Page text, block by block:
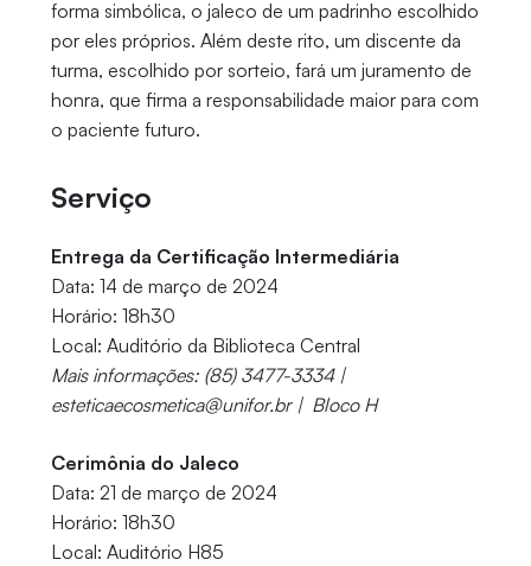
forma simbólica, o jaleco de um padrinho escolhido
por eles próprios. Além deste rito, um discente da
turma, escolhido por sorteio, fará um juramento de
honra, que firma a responsabilidade maior para com
o paciente futuro.
Serviço
Entrega da Certificação Intermediária
Data: 14 de março de 2024
Horário: 18h30
Local: Auditório da Biblioteca Central
Mais informações: (85) 3477-3334 |
esteticaecosmetica@unifor.br | Bloco H
Cerimônia do Jaleco
Data: 21 de março de 2024
Horário: 18h30
Local: Auditório H85